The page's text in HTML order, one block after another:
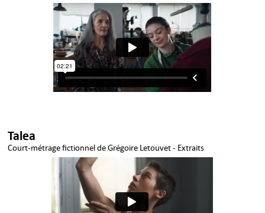
Talea
Court-métrage fictionnel de Grégoire Letouvet - Extraits